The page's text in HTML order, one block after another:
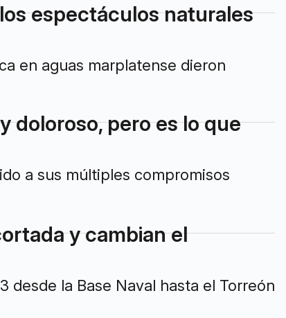
espectáculos naturales
en aguas marplatense dieron
doloroso, pero es lo que
a sus múltiples compromisos
y cambian el
la Base Naval hasta el Torreón